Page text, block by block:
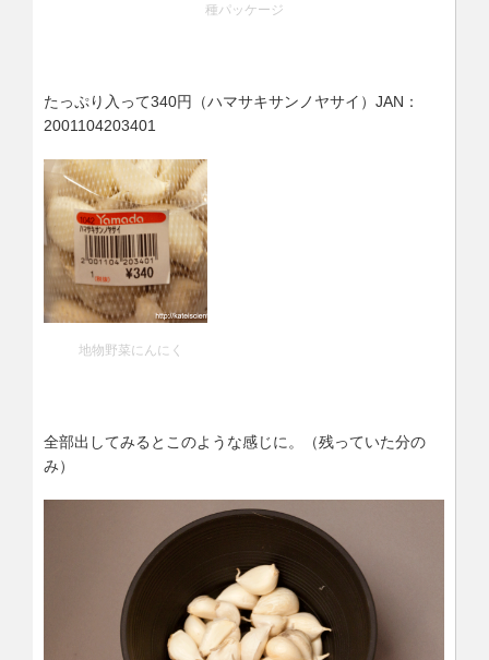
種パッケージ
たっぷり入って340円（ハマサキサンノヤサイ）JAN：
2001104203401
地物野菜にんにく
全部出してみるとこのような感じに。（残っていた分の
み）